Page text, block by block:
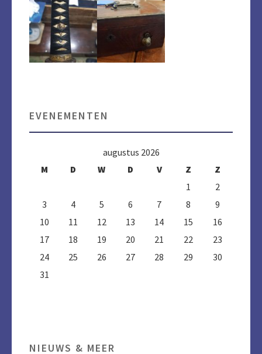
EVENEMENTEN
augustus 2026
M
D W D V Z
Z
1
2
3
4 5 6 7 8
9
10
11 12 13 14 15
16
17
18 19 20 21 22
23
24
25 26 27 28 29
30
31
NIEUWS & MEER